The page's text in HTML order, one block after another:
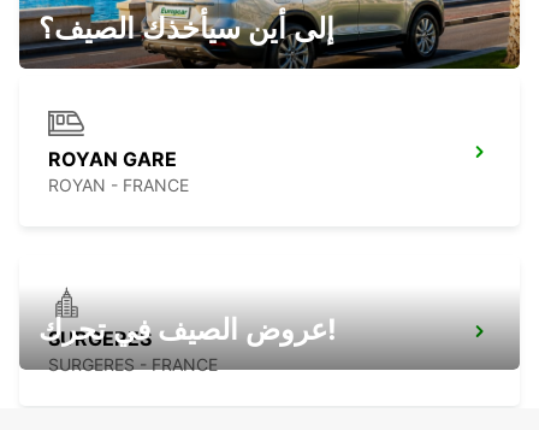
LA PALMYRE - FRANCE
ROYAN GARE
ROYAN - FRANCE
SURGERES
SURGERES - FRANCE
إلى أين سيأخذك الصيف؟
عروض الصيف في تحرك!